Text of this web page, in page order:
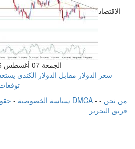
الاقتصاد
الجمعة 07 أغسطس 2026 06:06 صباحاً
سعر الدولار مقابل الدولار الكندي
توقعات
سياسة الخصوصية - حقوق الملكية الفكرية DMCA - من نحن -
فريق التحرير